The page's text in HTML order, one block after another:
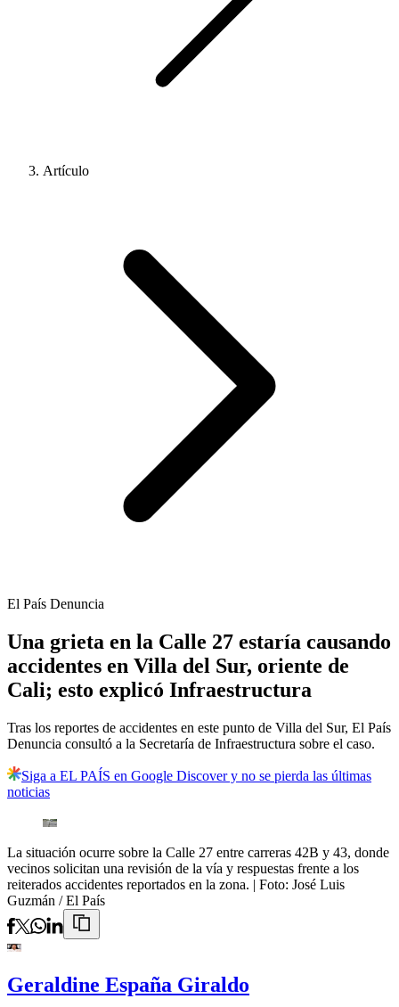
Artículo
El País Denuncia
Una grieta en la Calle 27 estaría causando
accidentes en Villa del Sur, oriente de
Cali; esto explicó Infraestructura
Tras los reportes de accidentes en este punto de Villa del Sur, El País
Denuncia consultó a la Secretaría de Infraestructura sobre el caso.
Siga a EL PAÍS en Google Discover y no se pierda las últimas
noticias
La situación ocurre sobre la Calle 27 entre carreras 42B y 43, donde
vecinos solicitan una revisión de la vía y respuestas frente a los
reiterados accidentes reportados en la zona. | Foto: José Luis
Guzmán / El País
Geraldine España Giraldo